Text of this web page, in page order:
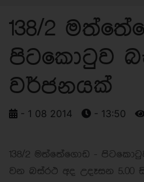
138/2
පිටකොටුව
වර්ජනයක්
- 1 08 2014 - 13:50
138/2 මත්තේගොඩ -
වන බස්රථ අද උදෑසන 5.00